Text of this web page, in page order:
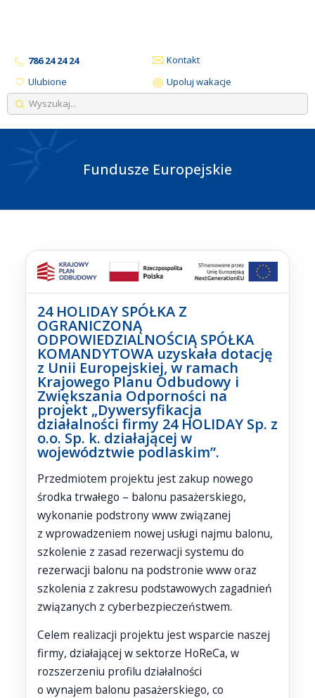
786 24 24 24
Kontakt
Ulubione
Upoluj wakacje
Fundusze Europejskie
24 HOLIDAY SPÓŁKA Z
OGRANICZONĄ
ODPOWIEDZIALNOŚCIĄ SPÓŁKA
KOMANDYTOWA uzyskała dotację
z Unii Europejskiej, w ramach
Krajowego Planu Odbudowy i
Zwiększania Odporności na
projekt „Dywersyfikacja
działalności firmy 24 HOLIDAY Sp. z
o.o. Sp. k. działającej w
województwie podlaskim”.
Przedmiotem projektu jest zakup nowego
środka trwałego – balonu pasażerskiego,
wykonanie podstrony www związanej
z wprowadzeniem nowej usługi najmu balonu,
szkolenie z zasad rezerwacji systemu do
rezerwacji balonu na podstronie www oraz
szkolenia z zakresu podstawowych zagadnień
związanych z cyberbezpieczeństwem.
Celem realizacji projektu jest wsparcie naszej
firmy, działającej w sektorze HoReCa, w
rozszerzeniu profilu działalności
o wynajem balonu pasażerskiego, co